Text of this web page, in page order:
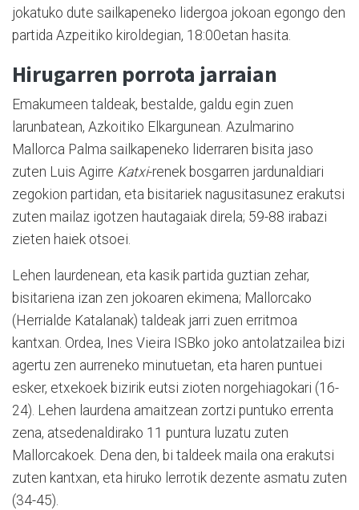
jokatuko dute sailkapeneko lidergoa jokoan egongo den
partida Azpeitiko kiroldegian, 18:00etan hasita.
Hirugarren porrota jarraian
Emakumeen taldeak, bestalde, galdu egin zuen
larunbatean, Azkoitiko Elkargunean. Azulmarino
Mallorca Palma sailkapeneko liderraren bisita jaso
zuten Luis Agirre Katxi-renek bosgarren jardunaldiari
zegokion partidan, eta bisitariek nagusitasunez erakutsi
zuten mailaz igotzen hautagaiak direla; 59-88 irabazi
zieten haiek otsoei.
Lehen laurdenean, eta kasik partida guztian zehar,
bisitariena izan zen jokoaren ekimena; Mallorcako
(Herrialde Katalanak) taldeak jarri zuen erritmoa
kantxan. Ordea, Ines Vieira ISBko joko antolatzailea bizi
agertu zen aurreneko minutuetan, eta haren puntuei
esker, etxekoek bizirik eutsi zioten norgehiagokari (16-
24). Lehen laurdena amaitzean zortzi puntuko errenta
zena, atsedenaldirako 11 puntura luzatu zuten
Mallorcakoek. Dena den, bi taldeek maila ona erakutsi
zuten kantxan, eta hiruko lerrotik dezente asmatu zuten
(34-45).